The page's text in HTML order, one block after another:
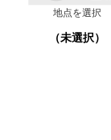
地点を選択
（未選択）